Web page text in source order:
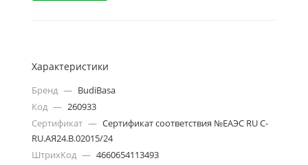
Характеристики
Бренд — BudiBasa
Код — 260933
Сертификат — Сертификат соответствия №ЕАЭС RU С-
RU.АЯ24.В.02015/24
ШтрихКод — 4660654113493